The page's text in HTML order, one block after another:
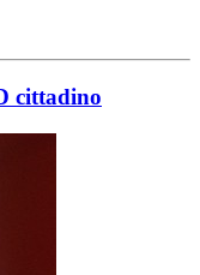
cittadino